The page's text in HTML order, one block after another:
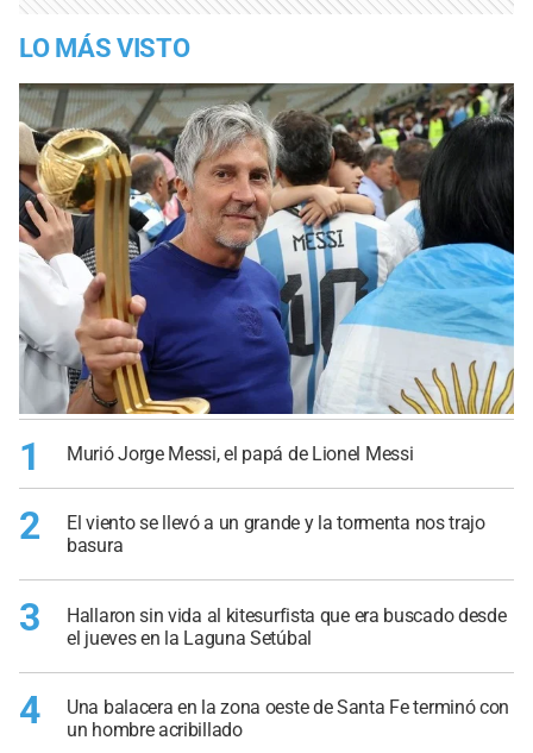
LO MÁS VISTO
1 Murió Jorge Messi, el papá de Lionel Messi
2
El viento se llevó a un grande y la tormenta nos trajo
basura
3
Hallaron sin vida al kitesurfista que era buscado desde
el jueves en la Laguna Setúbal
4
Una balacera en la zona oeste de Santa Fe terminó con
un hombre acribillado